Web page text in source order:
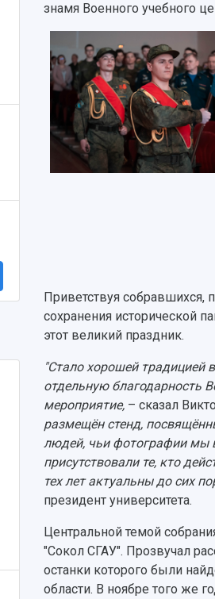
знамя Военного учебного
Приветствуя собравшихся,
сохранения исторической
этот великий праздник.
"Стало хорошей традицией
отдельную благодарность
мероприятие, – сказал
размещён стенд,
людей, чьи фотографии мы
присутствовали те, кто
тех лет актуальны до сих
президент университета.
Центральной темой
"Сокол СГАУ". Прозвучал
останки которого были
области. В ноябре того же